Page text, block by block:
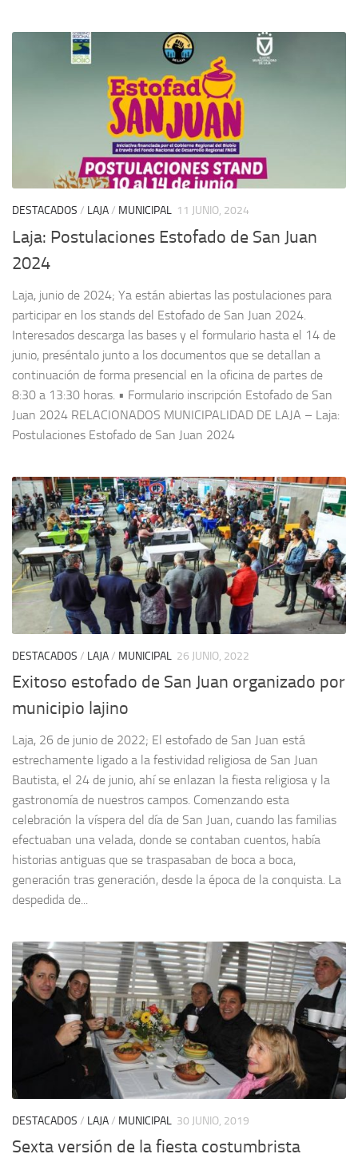
DESTACADOS / LAJA/ MUNICIPAL 11 JUNIO, 2024
Laja: Postulaciones Estofado de San Juan
2024
Laja, junio de 2024; Ya están abiertas las postulaciones para
participar en los stands del Estofado de San Juan 2024.
Interesados descarga las bases y el formulario hasta el 14 de
junio, preséntalo junto a los documentos que se detallan a
continuación de forma presencial en la oficina de partes de
8:30 a 13:30 horas. • Formulario inscripción Estofado de San
Juan 2024 RELACIONADOS MUNICIPALIDAD DE LAJA – Laja:
Postulaciones Estofado de San Juan 2024
DESTACADOS / LAJA/ MUNICIPAL 26 JUNIO, 2022
Exitoso estofado de San Juan organizado por
municipio lajino
Laja, 26 de junio de 2022; El estofado de San Juan está
estrechamente ligado a la festividad religiosa de San Juan
Bautista, el 24 de junio, ahí se enlazan la fiesta religiosa y la
gastronomía de nuestros campos. Comenzando esta
celebración la víspera del día de San Juan, cuando las familias
efectuaban una velada, donde se contaban cuentos, había
historias antiguas que se traspasaban de boca a boca,
generación tras generación, desde la época de la conquista. La
despedida de...
DESTACADOS / LAJA/ MUNICIPAL 30 JUNIO, 2019
Sexta versión de la fiesta costumbrista